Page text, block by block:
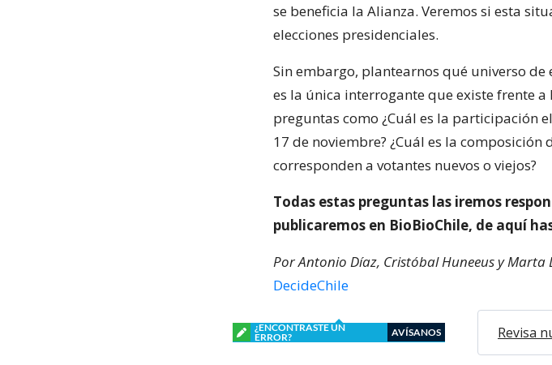
se beneficia la Alianza. Veremos si esta
elecciones presidenciales.
Sin embargo, plantearnos qué universo
es la única interrogante que existe frente
preguntas como ¿Cuál es la participación
17 de noviembre? ¿Cuál es la composición
corresponden a votantes nuevos o viejos?
Todas estas preguntas las iremos
publicaremos en BioBioChile, de aquí
Por Antonio Díaz, Cristóbal Huneeus y Marta
DecideChile
¿ENCONTRASTE UN
ERROR?
AVÍSANOS Revisa